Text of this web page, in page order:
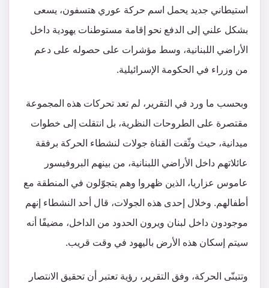
استيطاني جديد يحمل اسم حركة عوري هتسفون، يسعى
بشكل علني إلى الدفع نحو إقامة مستوطنات يهودية داخل
الأراضي اللبنانية، وسط مؤشرات على حصوله على دعم
من وزراء في الحكومة الإسرائيلية.
وبحسب ما ورد في التقرير، لم تعد تحركات هذه المجموعة
مقتصرة على الطروحات النظرية، بل انتقلت إلى خطوات
ميدانية، حيث وثّقت القناة جولات لنشطاء الحركة برفقة
عائلاتهم داخل الأراضي اللبنانية، من بينهم البروفيسور
عاموس عزاريا، الذين ظهروا وهم يتجوّلون في المنطقة مع
أطفالهم. وخلال إحدى هذه الجولات، قال أحد النشطاء إنهم
موجودون داخل لبنان ويرون الحدود من الداخل، مضيفًا أنه
سيتم إسكان هذه الأرض باليهود في وقت قريب.
وتتبنّى الحركة، وفق التقرير، رؤية تعتبر أن تحقيق الانتصار